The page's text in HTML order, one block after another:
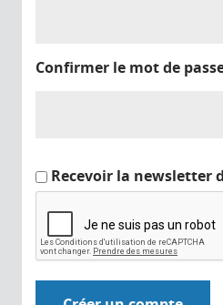
Confirmer le mot de
Recevoir la newsletter